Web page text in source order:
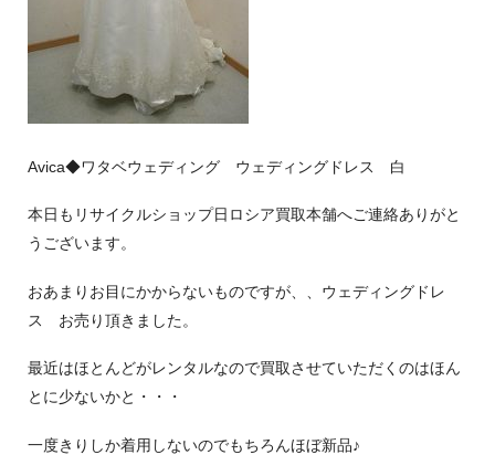
Avica◆ワタベウェディング ウェディングドレス 白
本日もリサイクルショップ日ロシア買取本舗へご連絡ありがと
うございます。
おあまりお目にかからないものですが、、ウェディングドレ
ス お売り頂きました。
最近はほとんどがレンタルなので買取させていただくのはほん
とに少ないかと・・・
一度きりしか着用しないのでもちろんほぼ新品♪